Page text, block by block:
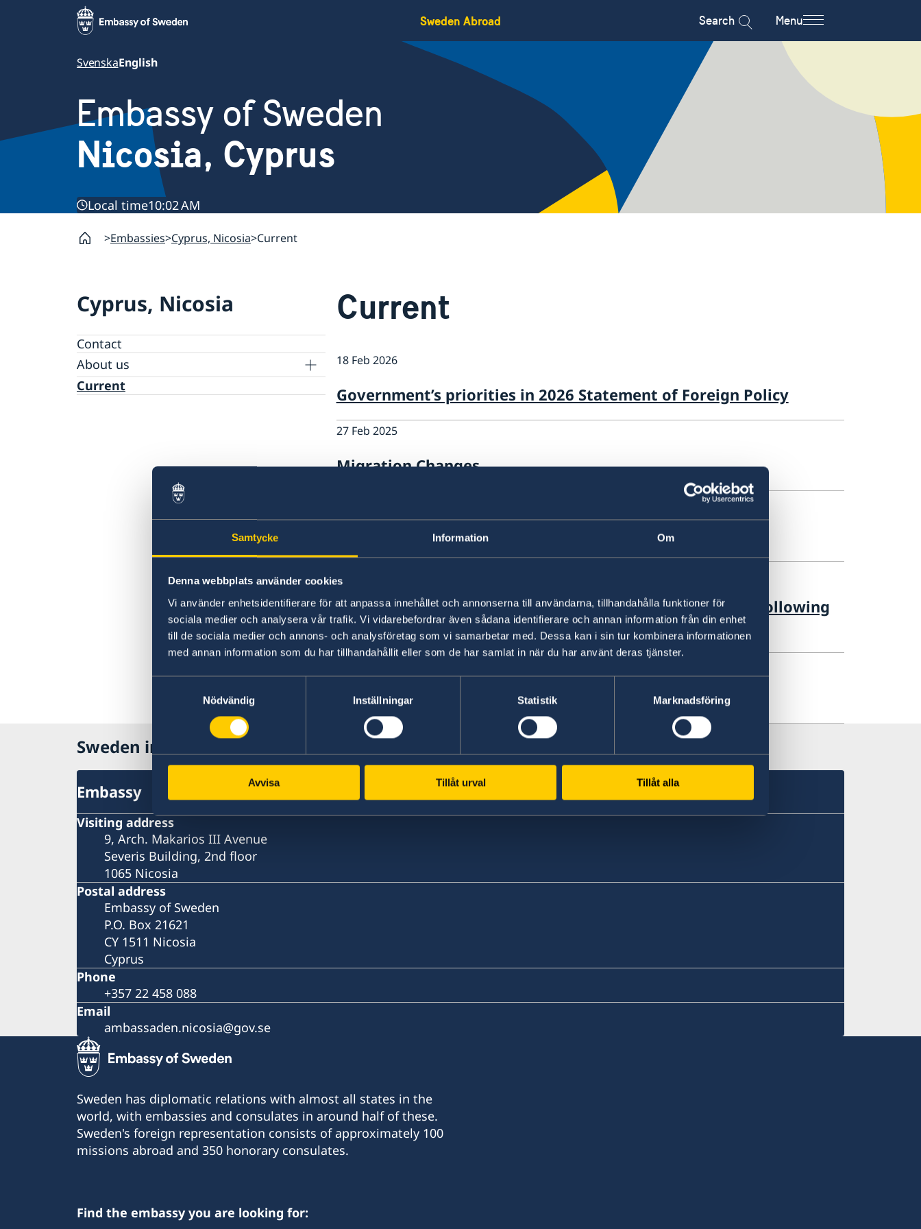
Samtycke Information Om
Denna webbplats använder cookies
Vi använder enhetsidentifierare för att anpassa innehållet och annonserna till användarna, tillhandahålla funktioner för
sociala medier och analysera vår trafik. Vi vidarebefordrar även sådana identifierare och annan information från din enhet
till de sociala medier och annons- och analysföretag som vi samarbetar med. Dessa kan i sin tur kombinera informationen
med annan information som du har tillhandahållit eller som de har samlat in när du har använt deras tjänster.
Nödvändig
Inställningar Statistik Marknadsföring
Avvisa Tillåt urval Tillåt alla
Sweden Abroad Search Menu
SvenskaEnglish
Embassy of Sweden
Nicosia, Cyprus
Local time10:02 AM
Embassies Cyprus, Nicosia Current
Cyprus, Nicosia
Contact
About us
Data protection policy Sweden
Vacancies
Current
Current
18 Feb 2026
Government’s priorities in 2026 Statement of Foreign Policy
27 Feb 2025
Migration Changes
Sustainable Tourism for the Future
The Government’s foreign and security policy priorities following
Sweden’s accession to NATO(2)
Digital application MIV
Sweden in Cyprus
Embassy
Visiting address
9, Arch. Makarios III Avenue
Severis Building, 2nd floor
1065 Nicosia
Postal address
Embassy of Sweden
P.O. Box 21621
CY 1511 Nicosia
Cyprus
Phone
+357 22 458 088
Email
ambassaden.nicosia@gov.se
Sweden has diplomatic relations with almost all states in the
world, with embassies and consulates in around half of these.
Sweden's foreign representation consists of approximately 100
missions abroad and 350 honorary consulates.
Find the embassy you are looking for: